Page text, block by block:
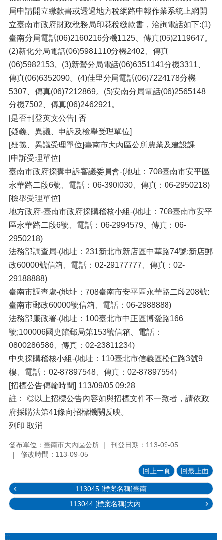
局申請開立繳款書或透過地方稅網路申報作業系統上網開
立臺南市政府財政稅務局印花稅繳款書，洽詢電話如下:(1)
臺南分局電話(06)2160216分機1125、傳真(06)2119647。
(2)新化分局電話(06)5981110分機2402、傳真
(06)5982153。(3)新營分局電話(06)6351141分機3311、
傳真(06)6352090。(4)佳里分局電話(06)7224178分機
5307、傳真(06)7212869。(5)安南分局電話(06)2565148
分機7502、傳真(06)2462921。
[是否刊登英文公告] 否
[疑義、異議、申訴及檢舉受理單位]
[疑義、異議受理單位]臺南市大內區公所農業及建設課
[申訴受理單位]
臺南市政府採購申訴審議委員會-(地址：708臺南市安平區
永華路二段6號、電話：06-390l030、傳真：06-2950218)
[檢舉受理單位]
地方政府-臺南市政府採購稽核小組-(地址：708臺南市安平
區永華路二段6號、電話：06-2994579、傳真：06-
2950218)
法務部調查局-(地址：231新北市新店區中華路74號;新店郵
政60000號信箱、電話：02-29177777、傳真：02-
29188888)
臺南市調查處-(地址：708臺南市安平區永華路二段208號;
臺南市郵政60000號信箱、電話：06-2988888)
法務部廉政署-(地址：100臺北市中正區博愛路166
號;100006國史館郵局第153號信箱、電話：
0800286586、傳真：02-23811234)
中央採購稽核小組-(地址：110臺北市信義區松仁路3號9
樓、電話：02-87897548、傳真：02-87897554)
[招標公告傳輸時間] 113/09/05 09:28
註： ◎以上招標公告內容如與招標文件不一致者，請依政
府採購法第41條向招標機關反映。
列印 取消
發布單位：臺南市大內區公所
刊登日期：113-09-05
修改時間：113-09-05
回上一頁 回最上面
113045 [標案名稱]臺南...
113044 [標案名稱]大內...
:::